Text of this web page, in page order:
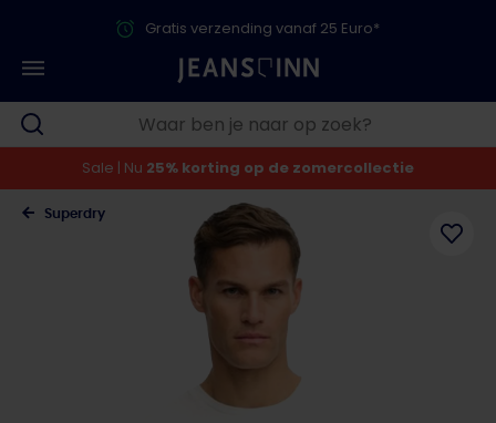
Gratis verzending vanaf 25 Euro*
Sale | Nu 25% korting op de zomercollectie
Superdry